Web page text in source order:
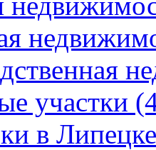
участки
в Липецке